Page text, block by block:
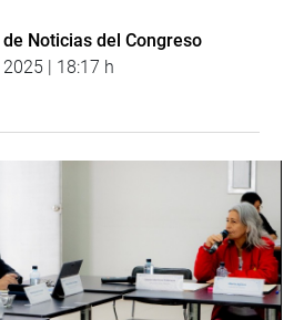
Noticias del Congreso
| 18:17 h